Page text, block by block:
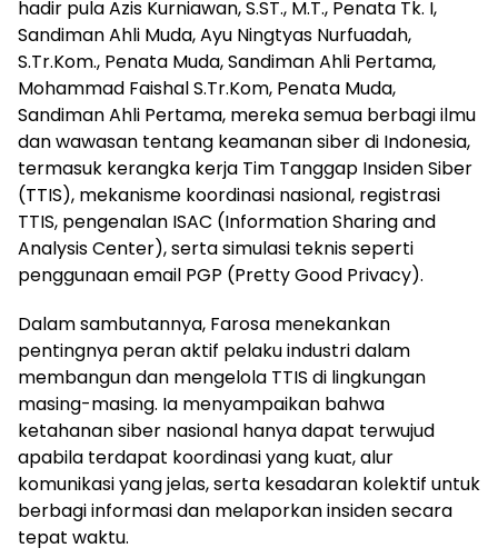
hadir pula Azis Kurniawan, S.ST., M.T., Penata Tk. I,
Sandiman Ahli Muda, Ayu Ningtyas Nurfuadah,
S.Tr.Kom., Penata Muda, Sandiman Ahli Pertama,
Mohammad Faishal S.Tr.Kom, Penata Muda,
Sandiman Ahli Pertama, mereka semua berbagi ilmu
dan wawasan tentang keamanan siber di Indonesia,
termasuk kerangka kerja Tim Tanggap Insiden Siber
(TTIS), mekanisme koordinasi nasional, registrasi
TTIS, pengenalan ISAC (Information Sharing and
Analysis Center), serta simulasi teknis seperti
penggunaan email PGP (Pretty Good Privacy).
Dalam sambutannya, Farosa menekankan
pentingnya peran aktif pelaku industri dalam
membangun dan mengelola TTIS di lingkungan
masing-masing. Ia menyampaikan bahwa
ketahanan siber nasional hanya dapat terwujud
apabila terdapat koordinasi yang kuat, alur
komunikasi yang jelas, serta kesadaran kolektif untuk
berbagi informasi dan melaporkan insiden secara
tepat waktu.